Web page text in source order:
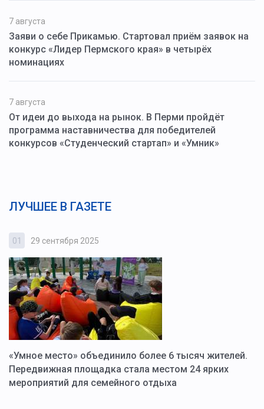
7 августа
Заяви о себе Прикамью. Стартовал приём заявок на
конкурс «Лидер Пермского края» в четырёх
номинациях
7 августа
От идеи до выхода на рынок. В Перми пройдёт
программа наставничества для победителей
конкурсов «Студенческий стартап» и «Умник»
ЛУЧШЕЕ В ГАЗЕТЕ
01 29 сентября 2025
«Умное место» объединило более 6 тысяч жителей.
Передвижная площадка стала местом 24 ярких
мероприятий для семейного отдыха